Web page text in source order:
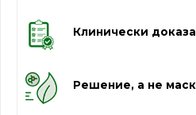
Клинически
Решение, а не